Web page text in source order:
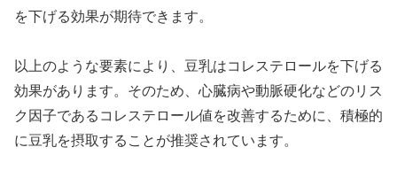
を下げる効果が期待できます。
以上のような要素により、豆乳はコレステロールを下げる
効果があります。そのため、心臓病や動脈硬化などのリス
ク因子であるコレステロール値を改善するために、積極的
に豆乳を摂取することが推奨されています。